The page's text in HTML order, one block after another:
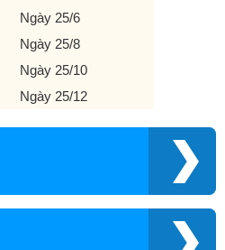
Ngày 25/6
Ngày 25/8
Ngày 25/10
Ngày 25/12